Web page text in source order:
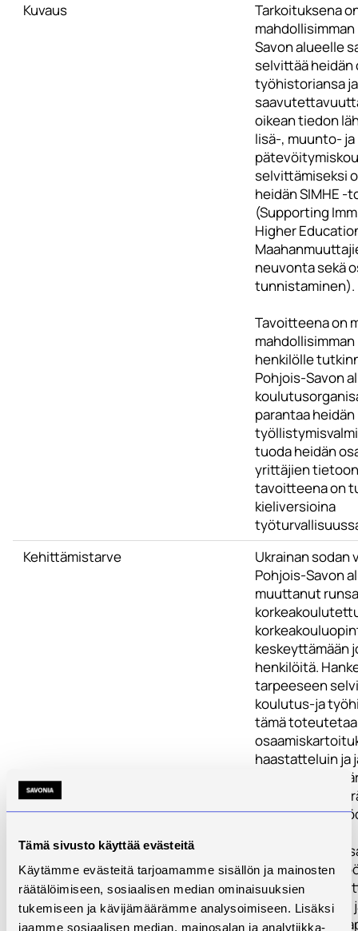
Tämä sivusto käyttää evästeitä
Käytämme evästeitä tarjoamamme sisällön ja mainosten
räätälöimiseen, sosiaalisen median ominaisuuksien
tukemiseen ja kävijämäärämme analysoimiseen. Lisäksi
jaamme sosiaalisen median, mainosalan ja analytiikka-
Kuvaus
Tarkoituksena
Savon alueelle
selvittää heidän
työhistoriansa
oikean tiedon
lisä-, muunto- ja
selvittämiseksi
heidän SIMHE -
(Supporting
Higher
neuvonta sekä
tunnistaminen).
Tavoitteena on
henkilölle
Pohjois-Savon
parantaa heidän
tuoda heidän
yrittäjien
tavoitteena on
kieliversioina
Kehittämistarve
Ukrainan sodan
Pohjois-Savon
muuttanut
keskeyttämään
henkilöitä.
tarpeeseen
koulutus-ja
tämä
haastatteluin ja
kohderyhmille
tapahtumiin.
on tarkoitus
yritysten
opiskelijarekryn
yritysten